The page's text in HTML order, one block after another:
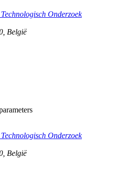
Onderzoek
België
Onderzoek
België